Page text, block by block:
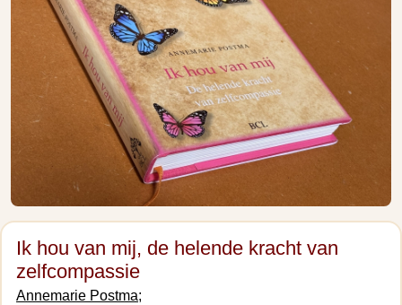
Ik hou van mij, de helende kracht van
zelfcompassie
Annemarie Postma;